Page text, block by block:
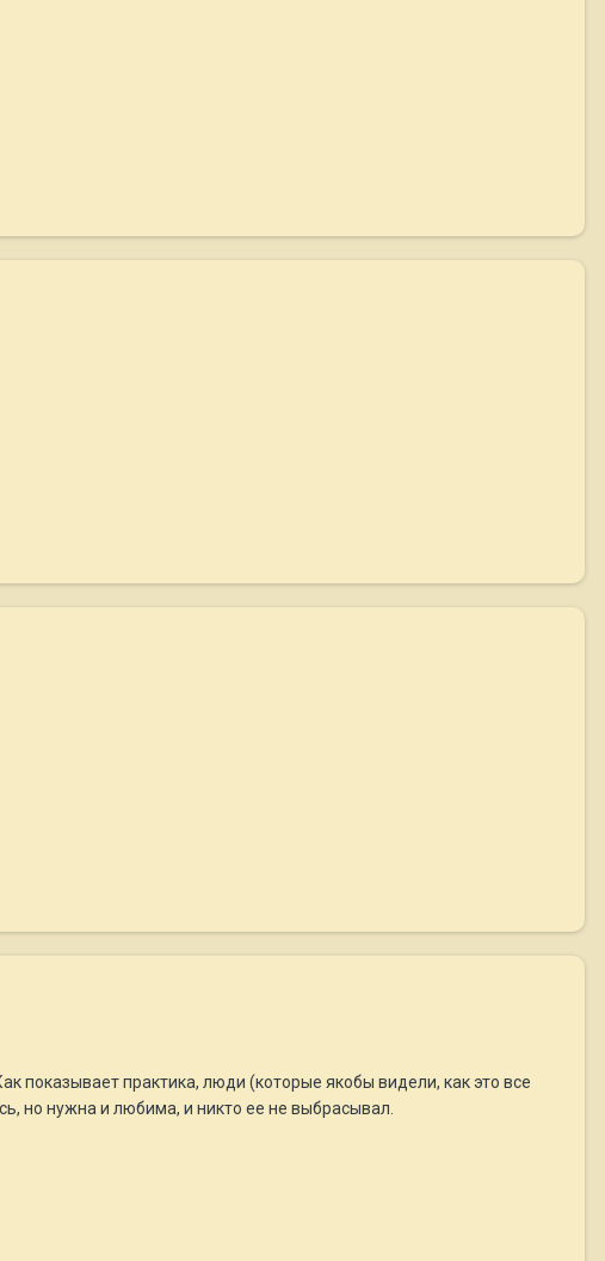
показывает практика, люди (которые якобы видели, как это все
но нужна и любима, и никто ее не выбрасывал.